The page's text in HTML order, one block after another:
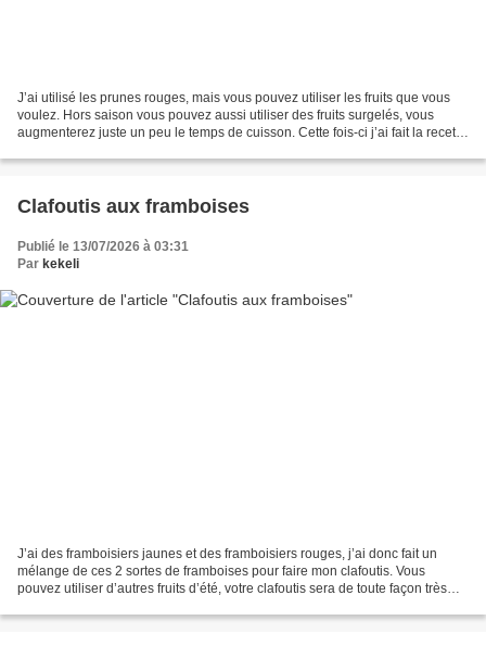
J’ai utilisé les prunes rouges, mais vous pouvez utiliser les fruits que vous
voulez. Hors saison vous pouvez aussi utiliser des fruits surgelés, vous
augmenterez juste un peu le temps de cuisson. Cette fois-ci j’ai fait la recette
Clafoutis aux framboises
Publié le 13/07/2026 à 03:31
Par kekeli
J’ai des framboisiers jaunes et des framboisiers rouges, j’ai donc fait un
mélange de ces 2 sortes de framboises pour faire mon clafoutis. Vous
pouvez utiliser d’autres fruits d’été, votre clafoutis sera de toute façon très